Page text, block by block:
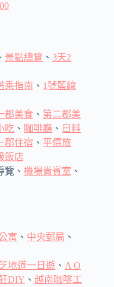
景點總覽 、 3天2
乘指南 、 1號藍線
郡美食 、 第二郡美
吃 、 咖啡廳 、 日料
郡住宿 、 平價旅
飯店
、 機場貴賓室 、
寓 、 中央郵局 、
地道一日遊 、 A O
DIY 、 越南咖啡工